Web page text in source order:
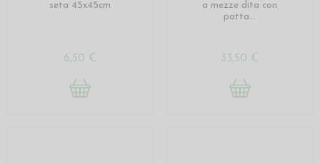
seta 45x45cm
6,50 €
a mezze dita con
patta...
33,50 €